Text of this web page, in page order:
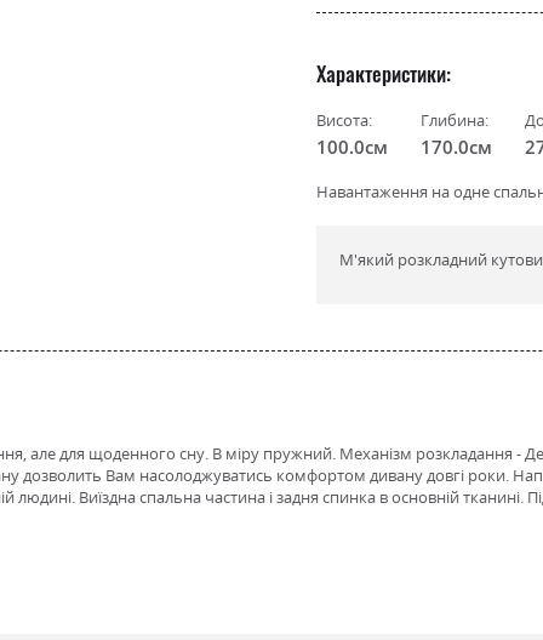
Характеристики
Висота:
100.0см
Глибина:
170.0см
Навантаження на одне
М'який розкладний
але для щоденного сну. В міру пружний. Механізм розкладання -
дозволить Вам насолоджуватись комфортом дивану довгі роки.
Виїздна спальна частина і задня спинка в основній тканині.